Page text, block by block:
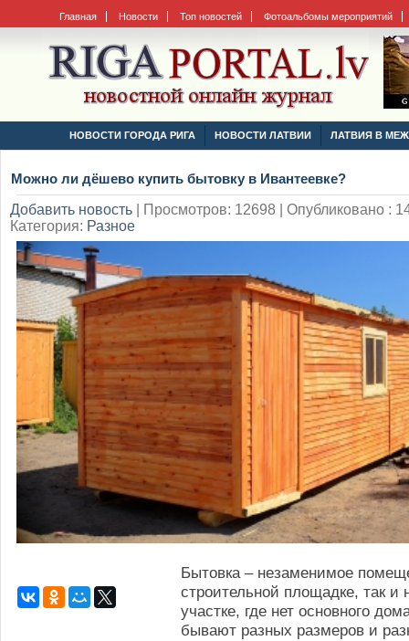
Главная Новости Топ новостей Фотоальбомы мероприятий
НОВОСТИ ГОРОДА РИГА НОВОСТИ ЛАТВИИ ЛАТВИЯ В
Можно ли дёшево купить бытовку в Ивантеевке?
Добавить новость
Просмотров: 12698 | Опубликовано :
Категория: Разное
Бытовка – незаменимое
строительной площадке, так и
участке, где нет основного
бывают разных размеров и